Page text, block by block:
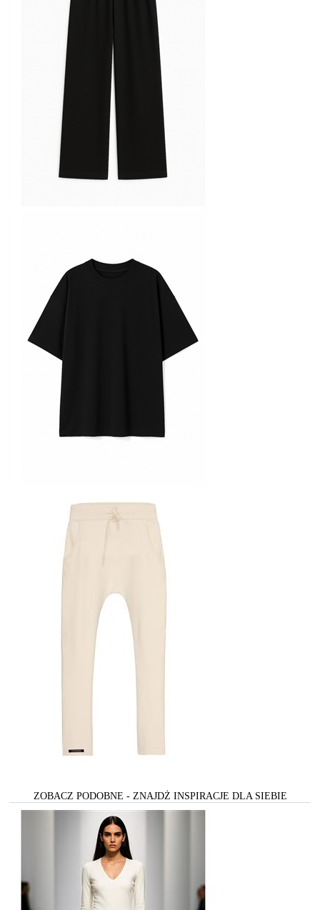
ZOBACZ PODOBNE - ZNAJDŻ INSPIRACJE DLA SIEBIE